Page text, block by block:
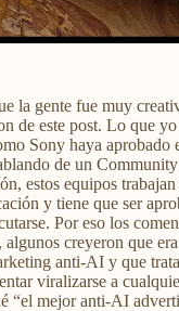
la gente fue muy
de este post. Lo que
Sony haya aprobado
de un
estos equipos trabajan
y tiene que ser
Por eso los
creyeron que
anti-AI y que
viralizarse a
“el mejor anti-AI